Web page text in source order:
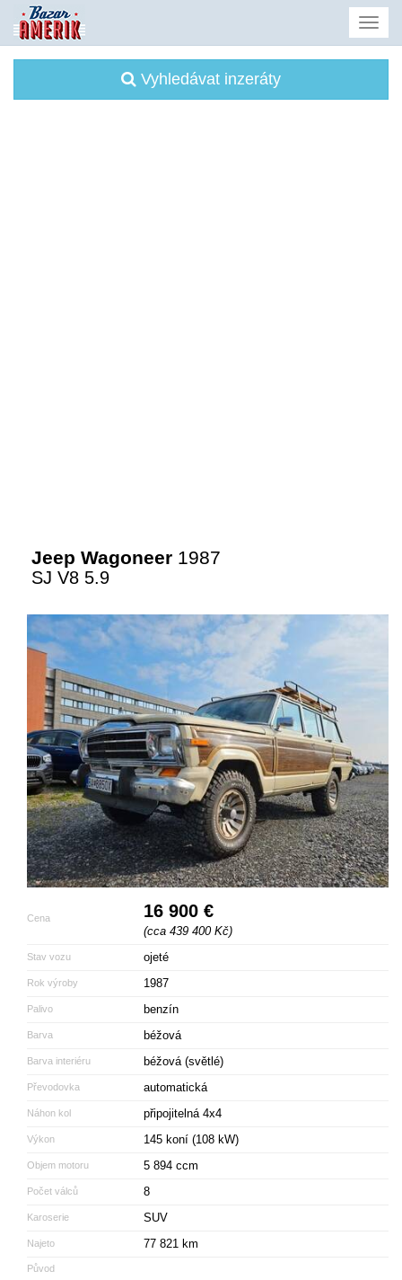
Vyhledávat inzeráty
Jeep Wagoneer 1987
SJ V8 5.9
Cena 16 900 €
(cca 439 400 Kč)
Stav vozu ojeté
Rok výroby 1987
Palivo benzín
Barva béžová
Barva interiéru béžová (světlé)
Převodovka automatická
Náhon kol připojitelná 4x4
Výkon 145 koní (108 kW)
Objem motoru 5 894 ccm
Počet válců 8
Karoserie SUV
Najeto 77 821 km
Původ